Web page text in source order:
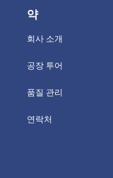
약
회사 소개
공장 투어
품질 관리
연락처